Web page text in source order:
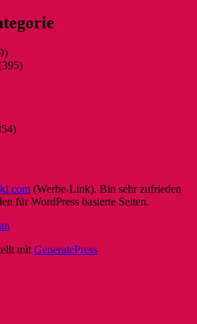
(Werbe-Link). Bin sehr zufrieden
für WordPress basierte Seiten.
mit GeneratePress